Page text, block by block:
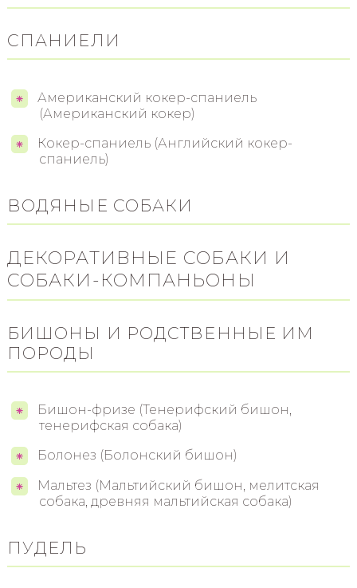
СПАНИЕЛИ
Американский кокер-спаниель
(Американский кокер)
Кокер-спаниель (Английский кокер-
спаниель)
ВОДЯНЫЕ СОБАКИ
ДЕКОРАТИВНЫЕ СОБАКИ И
СОБАКИ-КОМПАНЬОНЫ
БИШОНЫ И РОДСТВЕННЫЕ ИМ
ПОРОДЫ
Бишон-фризе (Тенерифский бишон,
тенерифская собака)
Болонез (Болонский бишон)
Мальтез (Мальтийский бишон, мелитская
собака, древняя мальтийская собака)
ПУДЕЛЬ